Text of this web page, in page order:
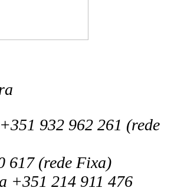
932 962 261 (rede
617 (rede Fixa)
+351 214 911 476